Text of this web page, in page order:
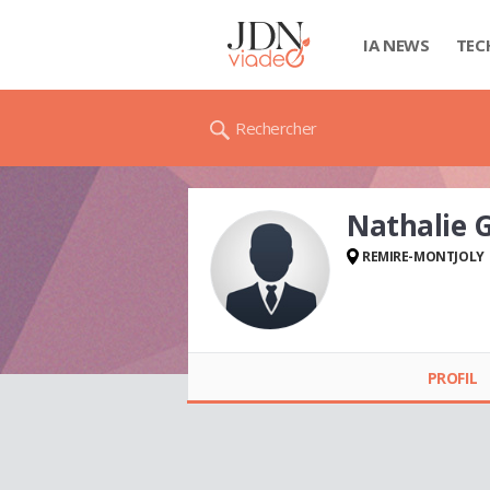
IA NEWS
Rechercher
Nathalie
REMIRE-MONTJOLY
PROFIL